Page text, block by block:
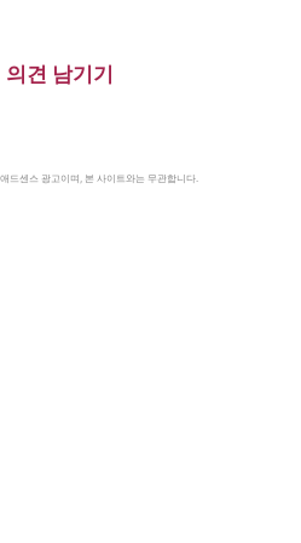
의견 남기기
드센스 광고이며, 본 사이트와는 무관합니다.